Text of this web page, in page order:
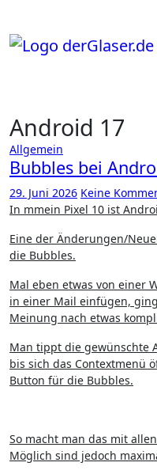
springen
Android 17
Allgemein
Bubbles bei
29. Juni 2026 Keine
In mmein Pixel 10 ist
Eine der Änderungen/
die Bubbles.
Mal eben etwas von einer
in einer Mail einfügen,
Meinung nach etwas
Man tippt die gewünschte
bis sich das Contextmenü
Button für die Bubbles.
So macht man das mit
Möglich sind jedoch